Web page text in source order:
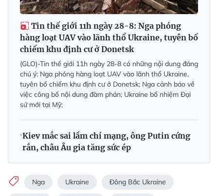
Tin thế giới 11h ngày 28-8: Nga phóng
hàng loạt UAV vào lãnh thổ Ukraine, tuyên bố
chiếm khu định cư ở Donetsk
(GLO)-Tin thế giới 11h ngày 28-8 có những nội dung đáng
chú ý: Nga phóng hàng loạt UAV vào lãnh thổ Ukraine,
tuyên bố chiếm khu định cư ở Donetsk; Nga cảnh báo về
việc công bố nội dung đàm phán; Ukraine bổ nhiệm Đại
sứ mới tại Mỹ;
Kiev mắc sai lầm chí mạng, ông Putin cứng
rắn, châu Âu gia tăng sức ép
Nga Ukraine Đông Bắc Ukraine